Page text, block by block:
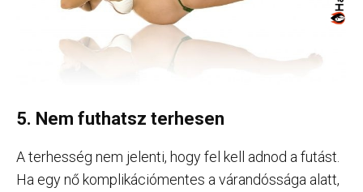
5. Nem futhatsz terhesen
A terhesség nem jelenti, hogy fel kell adnod a futást.
Ha egy nő komplikációmentes a várandóssága alatt,